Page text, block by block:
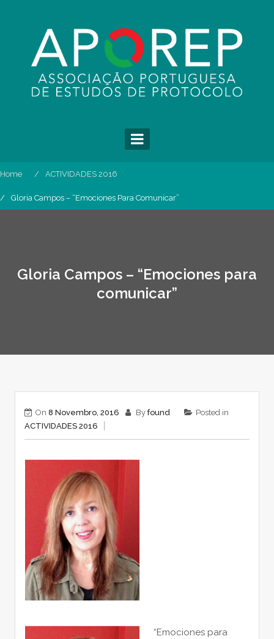
Home ACTIVIDADES 2016
Gloria Campos – “Emociones Para Comunicar”
Gloria Campos – “Emociones para
comunicar”
On 8 Novembro, 2016 By found
Posted in
ACTIVIDADES 2016
“Emociones para